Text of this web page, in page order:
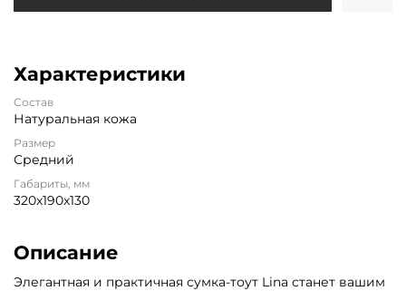
Характеристики
Состав
Натуральная кожа
Размер
Средний
Габариты, мм
320х190х130
Описание
Элегантная и практичная сумка-тоут Lina станет вашим